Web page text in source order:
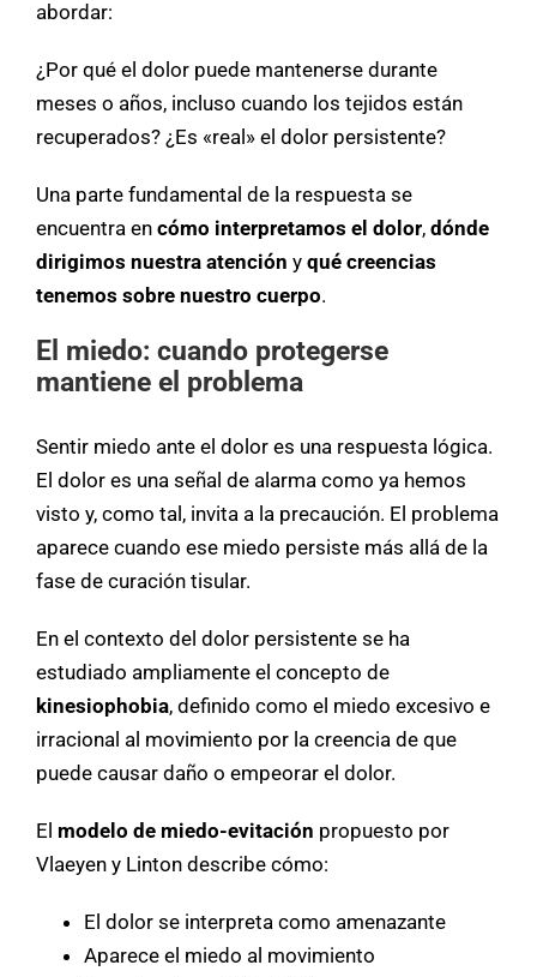
abordar:
¿Por qué el dolor puede mantenerse durante
meses o años, incluso cuando los tejidos están
recuperados? ¿Es «real» el dolor persistente?
Una parte fundamental de la respuesta se
encuentra en cómo interpretamos el dolor, dónde
dirigimos nuestra atención y qué creencias
tenemos sobre nuestro cuerpo.
El miedo: cuando protegerse
mantiene el problema
Sentir miedo ante el dolor es una respuesta lógica.
El dolor es una señal de alarma como ya hemos
visto y, como tal, invita a la precaución. El problema
aparece cuando ese miedo persiste más allá de la
fase de curación tisular.
En el contexto del dolor persistente se ha
estudiado ampliamente el concepto de
kinesiophobia, definido como el miedo excesivo e
irracional al movimiento por la creencia de que
puede causar daño o empeorar el dolor.
El modelo de miedo-evitación propuesto por
Vlaeyen y Linton describe cómo:
El dolor se interpreta como amenazante
Aparece el miedo al movimiento